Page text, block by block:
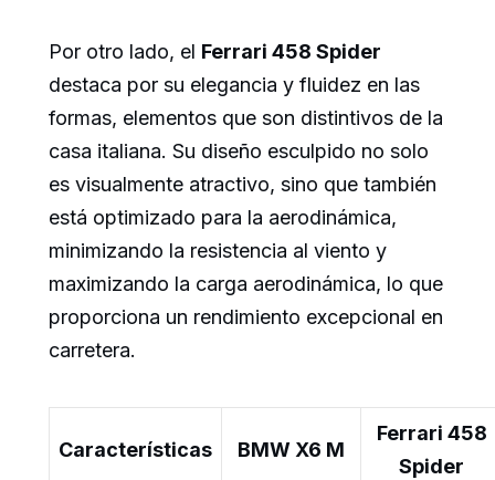
Por otro lado, el Ferrari 458 Spider
destaca por su elegancia y fluidez en las
formas, elementos que son distintivos de la
casa italiana. Su diseño esculpido no solo
es visualmente atractivo, sino que también
está optimizado para la aerodinámica,
minimizando la resistencia al viento y
maximizando la carga aerodinámica, lo que
proporciona un rendimiento excepcional en
carretera.
Características BMW X6 M
Ferrari 458
Spider